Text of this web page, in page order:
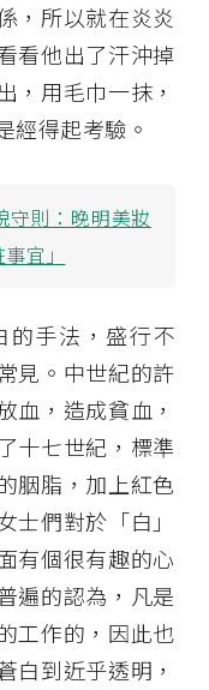
，所以就在炎炎
看他出了汗沖掉
，用毛巾一抹，
經得起考驗。
守則：晚明美妝
宜」
的手法，盛行不
見。中世紀的許
血，造成貧血，
十七世紀，標準
胭脂，加上紅色
們對於「白」
有個很有趣的心
遍的認為，凡是
工作的，因此也
白到近乎透明，